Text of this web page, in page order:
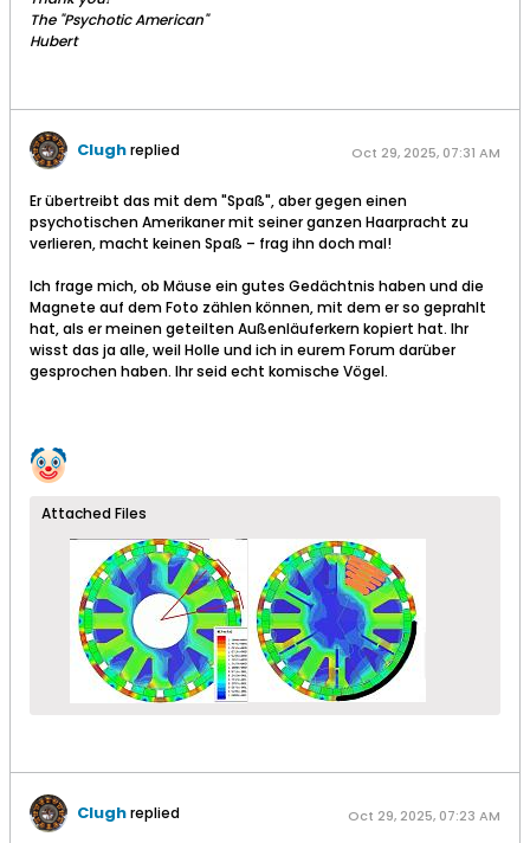
The "Psychotic American"
Hubert
Clughreplied Oct 29, 2025, 07:31 AM
Er übertreibt das mit dem "Spaß", aber gegen einen
psychotischen Amerikaner mit seiner ganzen Haarpracht zu
verlieren, macht keinen Spaß – frag ihn doch mal!
Ich frage mich, ob Mäuse ein gutes Gedächtnis haben und die
Magnete auf dem Foto zählen können, mit dem er so geprahlt
hat, als er meinen geteilten Außenläuferkern kopiert hat. Ihr
wisst das ja alle, weil Holle und ich in eurem Forum darüber
gesprochen haben. Ihr seid echt komische Vögel.
Attached Files
Clughreplied Oct 29, 2025, 07:23 AM